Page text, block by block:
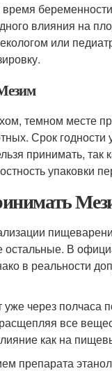
влияния на
или
темном месте
Срок годности
принимать,
упаковки
остальные. В
в реальности
через полчаса
все
как на
препарата